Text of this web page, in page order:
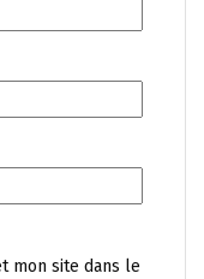
mon site dans le